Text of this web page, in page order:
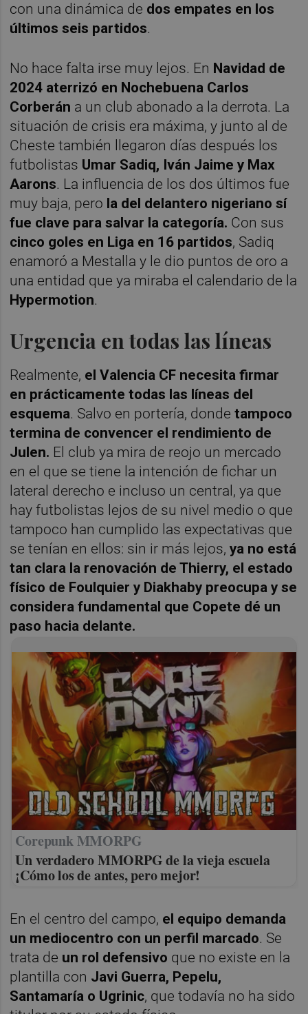
con una dinámica de dos empates en los
últimos seis partidos.
No hace falta irse muy lejos. En Navidad de
2024 aterrizó en Nochebuena Carlos
Corberán a un club abonado a la derrota. La
situación de crisis era máxima, y junto al de
Cheste también llegaron días después los
futbolistas Umar Sadiq, Iván Jaime y Max
Aarons. La influencia de los dos últimos fue
muy baja, pero la del delantero nigeriano sí
fue clave para salvar la categoría. Con sus
cinco goles en Liga en 16 partidos, Sadiq
enamoró a Mestalla y le dio puntos de oro a
una entidad que ya miraba el calendario de la
Hypermotion.
Urgencia en todas las líneas
Realmente, el Valencia CF necesita firmar
en prácticamente todas las líneas del
esquema. Salvo en portería, dondetampoco
termina de convencer el rendimiento de
Julen. El club ya mira de reojo un mercado
en el que se tiene la intención de fichar un
lateral derecho e incluso un central, ya que
hay futbolistas lejos de su nivel medio o que
tampoco han cumplido las expectativas que
se tenían en ellos: sin ir más lejos, ya no está
tan clara la renovación de Thierry, el estado
físico de Foulquier y Diakhaby preocupa y se
considera fundamental que Copete dé un
paso hacia delante.
Corepunk MMORPG
Un verdadero MMORPG de la vieja escuela
¡Cómo los de antes, pero mejor!
En el centro del campo, el equipo demanda
un mediocentro con un perfil marcado. Se
trata de un rol defensivo que no existe en la
plantilla con Javi Guerra, Pepelu,
Santamaría o Ugrinic, que todavía no ha sido